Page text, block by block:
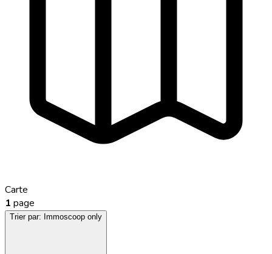
Carte
1 page
Trier par: Immoscoop only